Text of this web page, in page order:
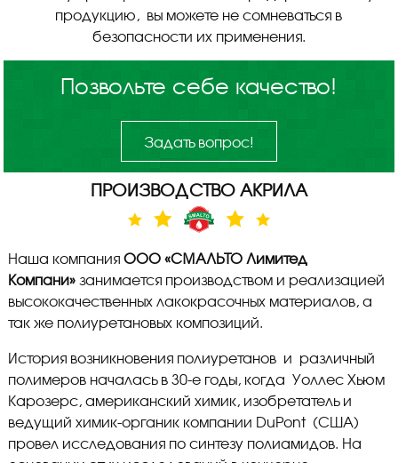
продукцию, вы можете не сомневаться в
безопасности их применения.
Позвольте себе качество!
Задать вопрос!
ПРОИЗВОДСТВО АКРИЛА
Наша компанияООО «СМАЛЬТО Лимитед
Компани»занимается производством и реализацией
высококачественных лакокрасочных материалов, а
так же полиуретановых композиций.
История возникновения полиуретанов и различный
полимеров началась в 30-е годы, когда Уоллес Хьюм
Карозерс, американский химик, изобретатель и
ведущий химик-органик компании DuPont (США)
провел исследования по синтезу полиамидов. На